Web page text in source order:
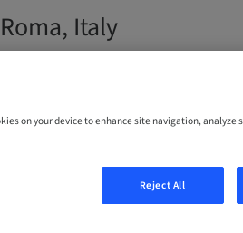
Italy
on your device to enhance site navigation, analyze
Reject All